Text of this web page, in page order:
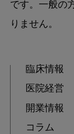
です。一般の
りません。
臨床情報
医院経営
開業情報
コラム